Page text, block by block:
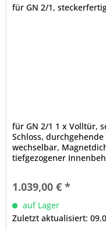
für GN 2/1,
für GN 2/1 1 x Volltür,
Schloss,
wechselbar,
tiefgezogener
1.039,00 € *
auf Lager
Zuletzt aktualisiert: